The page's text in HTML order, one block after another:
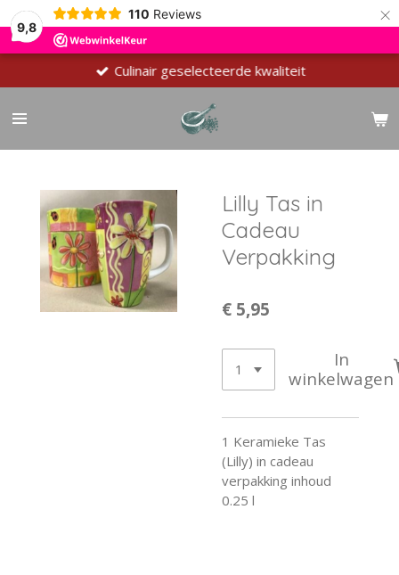
9,8
110 Reviews ×
Culinair geselecteerde kwaliteit
Lilly Tas in
Cadeau
Verpakking
€ 5,95
In
winkelwagen
1 Keramieke Tas
(Lilly) in cadeau
verpakking inhoud
0.25 l